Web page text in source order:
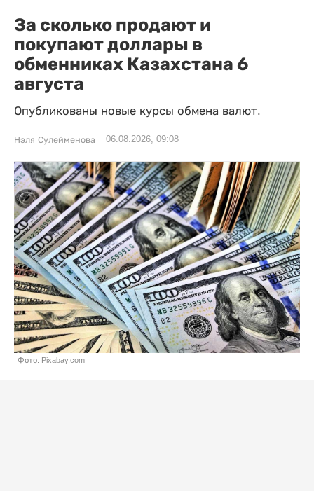
За сколько продают и
покупают доллары в
обменниках Казахстана 6
августа
Опубликованы новые курсы обмена валют.
Нэля Сулейменова 06.08.2026, 09:08
Фото: Pixabay.com